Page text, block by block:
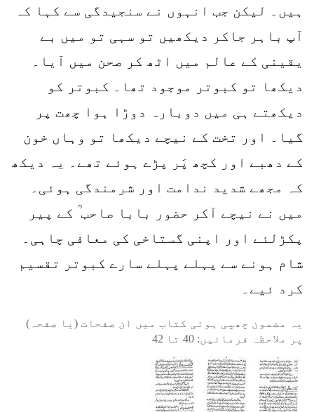
ہیں۔ لیکن جب انہوں نے سنجیدگی سے کہا کہ
آپ باہر جاکر دیکھیں تو سہی تو میں بے
یقینی کے عالم میں اٹھ کر صحن میں آیا۔
دیکھا تو کبوتر موجود تھا۔ کبوتر کو
دیکھتے ہی میں دوبارہ دوڑا ہوا چھت پر
گیا۔ اور تخت کے نیچے دیکھا تو وہاں خون
کے دھبے اور کچھ پَر پڑے ہوئے تھے۔ یہ دیکھ
کہ مجھے شدید ندامت اور شرمندگی ہوئی۔
میں نے نیچے آکر حضور بابا صاحب ؒ کے پیر
پکڑلئے اور اپنی گستاخی کی معافی چاہی۔
شام ہونے سے پہلے پہلے سارے کبوتر تقسیم
کرد ئیے۔
یہ مضمون چھپی ہوئی کتاب میں ان صفحات (یا صفحہ)
پر ملاحظہ فرمائیں: 40 تا 42